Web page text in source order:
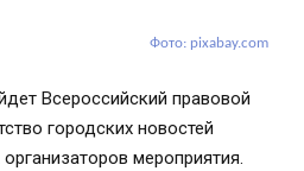
Фото: pixabay.com
Всероссийский правовой
городских новостей
мероприятия.